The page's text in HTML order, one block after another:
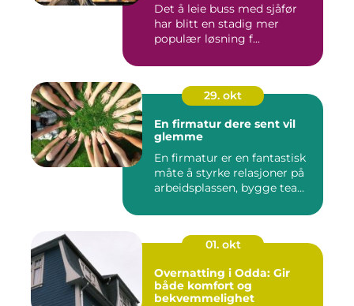
Det å leie buss med sjåfør
har blitt en stadig mer
populær løsning f...
29. okt
En firmatur dere sent vil
glemme
En firmatur er en fantastisk
måte å styrke relasjoner på
arbeidsplassen, bygge tea...
01. okt
Overnatting i Odda: Gir
både komfort og
bekvemmelighet